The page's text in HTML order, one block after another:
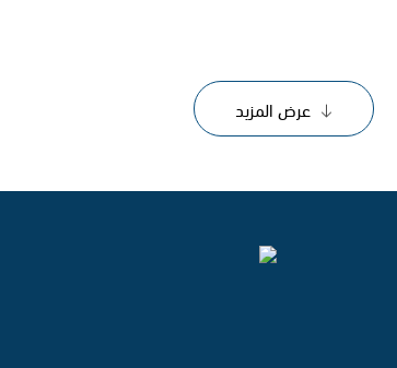
عرض المزيد